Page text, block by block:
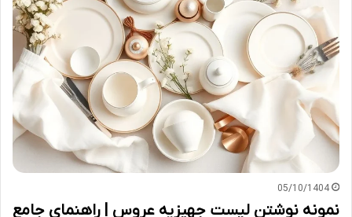
05/10/1404
نمونه نوشتن لیست جهیزیه عروس | راهنمای جامع